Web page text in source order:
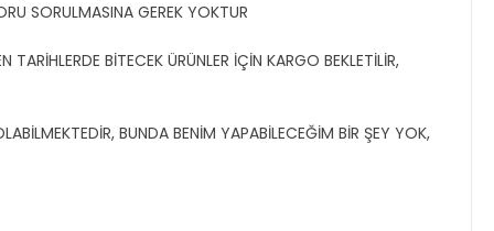
SORULMASINA GEREK YOKTUR
BİTECEK ÜRÜNLER İÇİN KARGO BEKLETİLİR,
BUNDA BENİM YAPABİLECEĞİM BİR ŞEY YOK,